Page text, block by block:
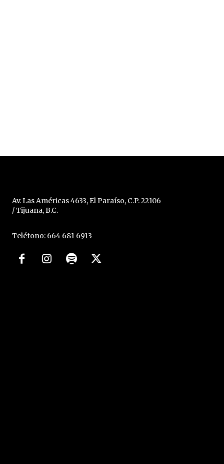
Av. Las Américas 4633, El Paraíso, C.P. 22106
/ Tijuana, B.C.
Teléfono: 664 681 6913